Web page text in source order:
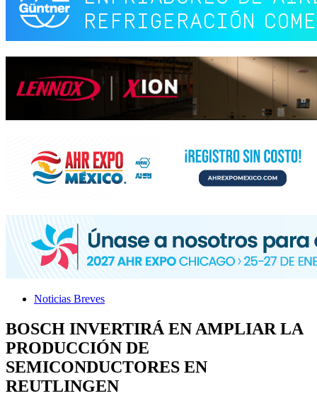
Noticias Breves
BOSCH INVERTIRÁ EN AMPLIAR LA
PRODUCCIÓN DE
SEMICONDUCTORES EN
REUTLINGEN